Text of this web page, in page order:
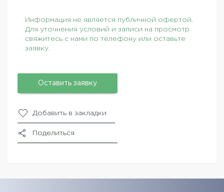
Информация не является публичной офертой.
Для уточнения условий и записи на просмотр
свяжитесь с нами по телефону или оставьте
заявку.
Оставить заявку
Добавить в закладки
Поделиться